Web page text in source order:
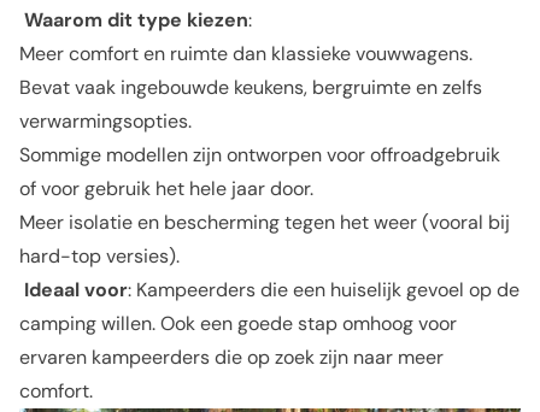
Waarom dit type kiezen:
Meer comfort en ruimte dan klassieke vouwwagens.
Bevat vaak ingebouwde keukens, bergruimte en zelfs
verwarmingsopties.
Sommige modellen zijn ontworpen voor offroadgebruik
of voor gebruik het hele jaar door.
Meer isolatie en bescherming tegen het weer (vooral bij
hard-top versies).
Ideaal voor: Kampeerders die een huiselijk gevoel op de
camping willen. Ook een goede stap omhoog voor
ervaren kampeerders die op zoek zijn naar meer
comfort.